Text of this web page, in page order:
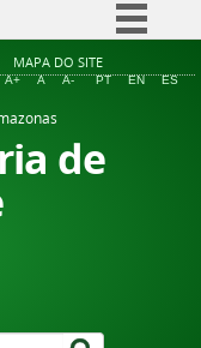
Simplifique!
à informação
MAPA DO SITE
A+ A A- PT EN ES
de